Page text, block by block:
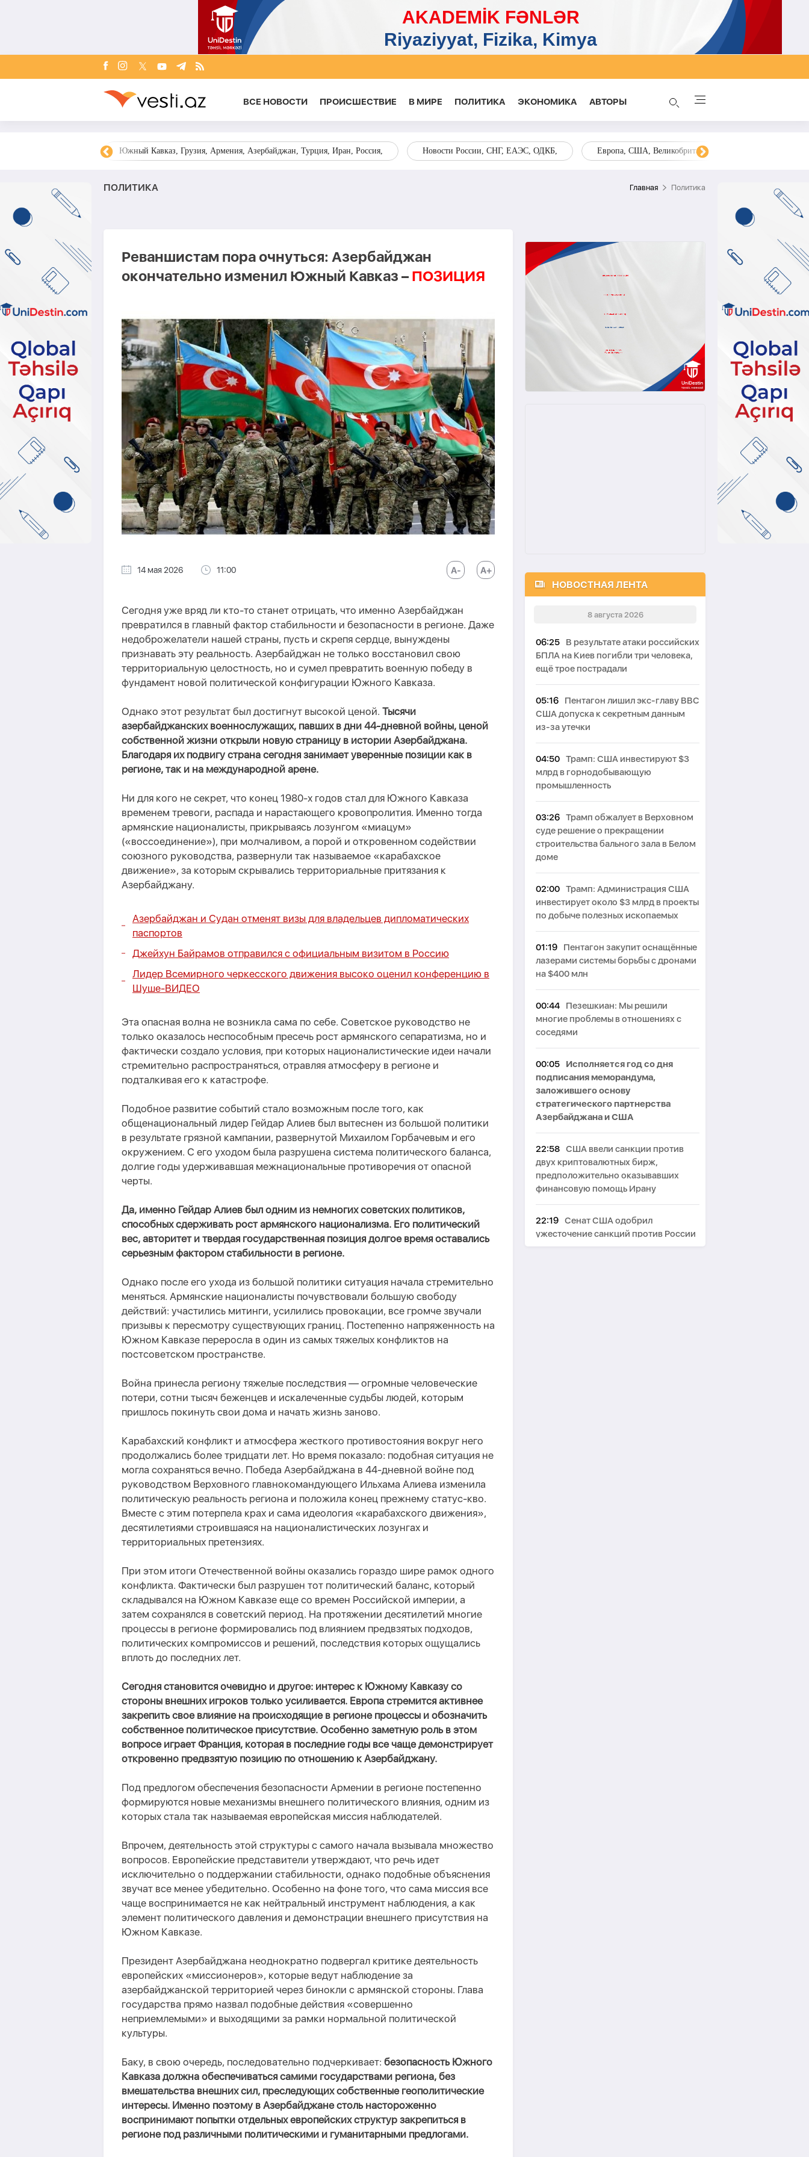
ВСЕ НОВОСТИ ПРОИСШЕСТВИЕ В МИРЕ ПОЛИТИКА ЭКОНОМИКА AВТОРЫ
Южный Кавказ, Грузия, Армения, Азербайджан, Турция, Иран, Россия, Новости России, СНГ, ЕАЭС, ОДКБ, Европа, США, Великобритания, Украина, Запад,
ПОЛИТИКА Главная Политика
Реваншистам пора очнуться: Азербайджан
окончательно изменил Южный Кавказ – ПОЗИЦИЯ
14 мая 2026 11:00
Сегодня уже вряд ли кто-то станет отрицать, что именно Азербайджан
превратился в главный фактор стабильности и безопасности в регионе. Даже
недоброжелатели нашей страны, пусть и скрепя сердце, вынуждены
признавать эту реальность. Азербайджан не только восстановил свою
территориальную целостность, но и сумел превратить военную победу в
фундамент новой политической конфигурации Южного Кавказа.
Однако этот результат был достигнут высокой ценой. Тысячи
азербайджанских военнослужащих, павших в дни 44-дневной войны, ценой
собственной жизни открыли новую страницу в истории Азербайджана.
Благодаря их подвигу страна сегодня занимает уверенные позиции как в
регионе, так и на международной арене.
Ни для кого не секрет, что конец 1980-х годов стал для Южного Кавказа
временем тревоги, распада и нарастающего кровопролития. Именно тогда
армянские националисты, прикрываясь лозунгом «миацум»
(«воссоединение»), при молчаливом, а порой и откровенном содействии
союзного руководства, развернули так называемое «карабахское
движение», за которым скрывались территориальные притязания к
Азербайджану.
Азербайджан и Судан отменят визы для владельцев дипломатических
паспортов
Джейхун Байрамов отправился с официальным визитом в Россию
Лидер Всемирного черкесского движения высоко оценил конференцию в
Шуше-ВИДЕО
Эта опасная волна не возникла сама по себе. Советское руководство не
только оказалось неспособным пресечь рост армянского сепаратизма, но и
фактически создало условия, при которых националистические идеи начали
стремительно распространяться, отравляя атмосферу в регионе и
подталкивая его к катастрофе.
Подобное развитие событий стало возможным после того, как
общенациональный лидер Гейдар Алиев был вытеснен из большой политики
в результате грязной кампании, развернутой Михаилом Горбачевым и его
окружением. С его уходом была разрушена система политического баланса,
долгие годы удерживавшая межнациональные противоречия от опасной
черты.
Да, именно Гейдар Алиев был одним из немногих советских политиков,
способных сдерживать рост армянского национализма. Его политический
вес, авторитет и твердая государственная позиция долгое время оставались
серьезным фактором стабильности в регионе.
Однако после его ухода из большой политики ситуация начала стремительно
меняться. Армянские националисты почувствовали большую свободу
действий: участились митинги, усилились провокации, все громче звучали
призывы к пересмотру существующих границ. Постепенно напряженность на
Южном Кавказе переросла в один из самых тяжелых конфликтов на
постсоветском пространстве.
Война принесла региону тяжелые последствия — огромные человеческие
потери, сотни тысяч беженцев и искалеченные судьбы людей, которым
пришлось покинуть свои дома и начать жизнь заново.
Карабахский конфликт и атмосфера жесткого противостояния вокруг него
продолжались более тридцати лет. Но время показало: подобная ситуация не
могла сохраняться вечно. Победа Азербайджана в 44-дневной войне под
руководством Верховного главнокомандующего Ильхама Алиева изменила
политическую реальность региона и положила конец прежнему статус-кво.
Вместе с этим потерпела крах и сама идеология «карабахского движения»,
десятилетиями строившаяся на националистических лозунгах и
территориальных претензиях.
При этом итоги Отечественной войны оказались гораздо шире рамок одного
конфликта. Фактически был разрушен тот политический баланс, который
складывался на Южном Кавказе еще со времен Российской империи, а
затем сохранялся в советский период. На протяжении десятилетий многие
процессы в регионе формировались под влиянием предвзятых подходов,
политических компромиссов и решений, последствия которых ощущались
вплоть до последних лет.
Сегодня становится очевидно и другое: интерес к Южному Кавказу со
стороны внешних игроков только усиливается. Европа стремится активнее
закрепить свое влияние на происходящие в регионе процессы и обозначить
собственное политическое присутствие. Особенно заметную роль в этом
вопросе играет Франция, которая в последние годы все чаще демонстрирует
откровенно предвзятую позицию по отношению к Азербайджану.
Под предлогом обеспечения безопасности Армении в регионе постепенно
формируются новые механизмы внешнего политического влияния, одним из
которых стала так называемая европейская миссия наблюдателей.
Впрочем, деятельность этой структуры с самого начала вызывала множество
вопросов. Европейские представители утверждают, что речь идет
исключительно о поддержании стабильности, однако подобные объяснения
звучат все менее убедительно. Особенно на фоне того, что сама миссия все
чаще воспринимается не как нейтральный инструмент наблюдения, а как
элемент политического давления и демонстрации внешнего присутствия на
Южном Кавказе.
Президент Азербайджана неоднократно подвергал критике деятельность
европейских «миссионеров», которые ведут наблюдение за
азербайджанской территорией через бинокли с армянской стороны. Глава
государства прямо назвал подобные действия «совершенно
неприемлемыми» и выходящими за рамки нормальной политической
культуры.
Баку, в свою очередь, последовательно подчеркивает: безопасность Южного
Кавказа должна обеспечиваться самими государствами региона, без
вмешательства внешних сил, преследующих собственные геополитические
интересы. Именно поэтому в Азербайджане столь настороженно
воспринимают попытки отдельных европейских структур закрепиться в
регионе под различными политическими и гуманитарными предлогами.
НОВОСТНАЯ ЛЕНТА
8 августа 2026
06:25
В результате атаки российских
БПЛА на Киев погибли три человека,
ещё трое пострадали
05:16
Пентагон лишил экс-главу ВВС
США допуска к секретным данным
из-за утечки
04:50 Трамп: США инвестируют $3
млрд в горнодобывающую
промышленность
03:26 Трамп обжалует в Верховном
суде решение о прекращении
строительства бального зала в Белом
доме
02:00 Трамп: Администрация США
инвестирует около $3 млрд в проекты
по добыче полезных ископаемых
01:19
Пентагон закупит оснащённые
лазерами системы борьбы с дронами
на $400 млн
00:44
Пезешкиан: Мы решили
многие проблемы в отношениях с
соседями
00:05
Исполняется год со дня
подписания меморандума,
заложившего основу
стратегического партнерства
Азербайджана и США
22:58 США ввели санкции против
двух криптовалютных бирж,
предположительно оказывавших
финансовую помощь Ирану
22:19 Сенат США одобрил
ужесточение санкций против России
и Ирана